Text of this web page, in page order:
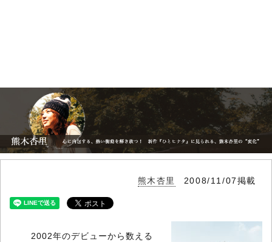
熊木杏里 2008/11/07掲載
2002年のデビューから数える